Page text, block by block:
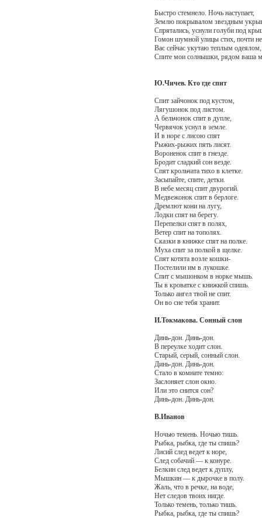
Быстро стемнело. Ночь наступает,
Землю покрывалом звездным
Спрятались, уснули голуби под
Гомон шумной улицы стих, почти
Вас сейчас укутаю теплым одеялом,
Спите мои солнышки, рядом ваша
Ю.Чичев. Кто где спит
Спит зайчонок под кустом,
Лягушонок под листом.
А бельчонок спит в дупле,
Червячок уснул в земле.
И в норе с лисою спят
Рыжих-рыжих пять лисят.
Вороненок спит в гнезде.
Бродит сладкий сон везде.
Спят крольчата тихо в клетке.
Засыпайте, спите, детки.
В небе месяц спит двурогий.
Медвежонок спит в берлоге.
Дремлют кони на лугу,
Лодки спят на берегу.
Перепелки спят в полях,
Ветер спит на тополях.
Сказки в книжке спят на полке.
Муха спит за полкой в щелке.
Спят котята возле кошки-
Постелили им в лукошке.
Спит с мышонком в норке мышь.
Ты в кроватке с книжкой спишь.
Только ангел твой не спит.
Он во сне тебя хранит.
И.Токмакова. Сонный слон
Динь-дон. Динь-дон.
В переулке ходит слон.
Старый, серый, сонный слон.
Динь-дон. Динь-дон.
Стало в комнате темно:
Заслоняет слон окно.
Или это снится сон?
Динь-дон. Динь-дон.
В.Иванов
Ночью темень. Ночью тишь.
Рыбка, рыбка, где ты спишь?
Лисий след ведет к норе,
След собачий — к конуре.
Белкин след ведет к дуплу,
Мышкин — к дырочке в полу.
Жаль, что в речке, на воде,
Нет следов твоих нигде.
Только темень, только тишь.
Рыбка, рыбка, где ты спишь?